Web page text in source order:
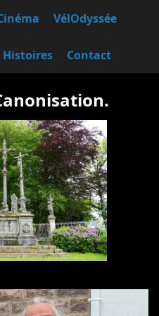
VélOdyssée
Histoires Contact